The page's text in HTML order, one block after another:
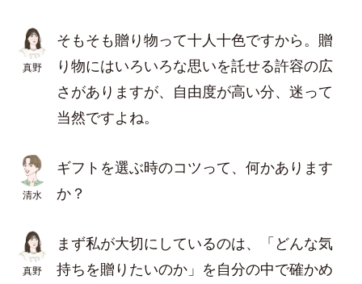
真野
そもそも贈り物って十人十色ですから。贈
り物にはいろいろな思いを託せる許容の広
さがありますが、自由度が高い分、迷って
当然ですよね。
清水
ギフトを選ぶ時のコツって、何かあります
か？
真野
まず私が大切にしているのは、「どんな気
持ちを贈りたいのか」を自分の中で確かめ